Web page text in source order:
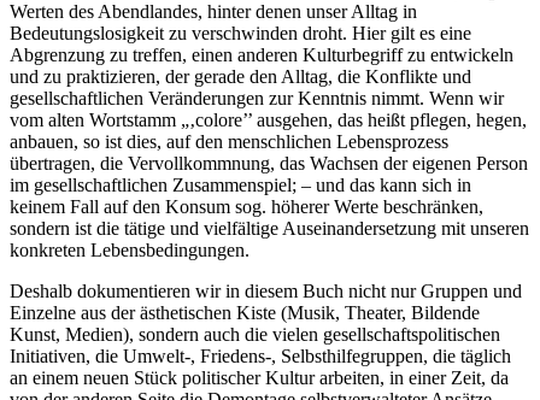
Werten des Abendlandes, hinter denen unser Alltag in
Bedeutungslosigkeit zu verschwinden droht. Hier gilt es eine
Abgrenzung zu treffen, einen anderen Kulturbegriff zu entwickeln
und zu praktizieren, der gerade den Alltag, die Konflikte und
gesellschaftlichen Veränderungen zur Kenntnis nimmt. Wenn wir
vom alten Wortstamm „‚colore’’ ausgehen, das heißt pflegen, hegen,
anbauen, so ist dies, auf den menschlichen Lebensprozess
übertragen, die Vervollkommnung, das Wachsen der eigenen Person
im gesellschaftlichen Zusammenspiel; – und das kann sich in
keinem Fall auf den Konsum sog. höherer Werte beschränken,
sondern ist die tätige und vielfältige Auseinandersetzung mit unseren
konkreten Lebensbedingungen.
Deshalb dokumentieren wir in diesem Buch nicht nur Gruppen und
Einzelne aus der ästhetischen Kiste (Musik, Theater, Bildende
Kunst, Medien), sondern auch die vielen gesellschaftspolitischen
Initiativen, die Umwelt-, Friedens-, Selbsthilfegruppen, die täglich
an einem neuen Stück politischer Kultur arbeiten, in einer Zeit, da